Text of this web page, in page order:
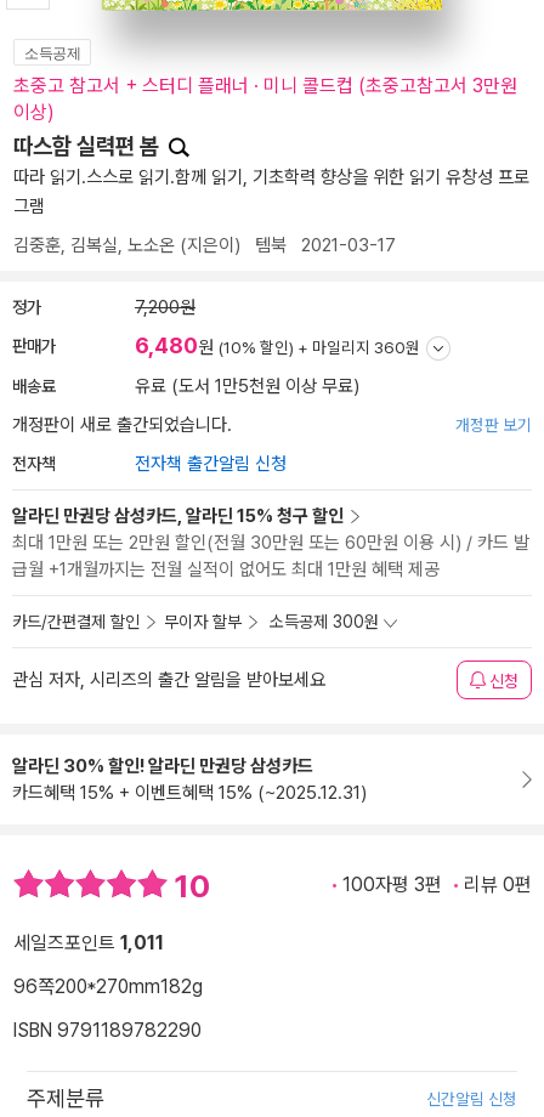
소득공제
초중고 참고서 + 스터디 플래너 · 미니 콜드컵 (초중고참고서 3만원
이상)
따스함 실력편 봄
따라 읽기.스스로 읽기.함께 읽기, 기초학력 향상을 위한 읽기 유창성 프로
그램
김중훈, 김복실, 노소온 (지은이) 템북 2021-03-17
정가 7,200원
판매가 6,480원 (10% 할인) + 마일리지 360원
배송료
유료 (도서 1만5천원 이상 무료)
개정판이 새로 출간되었습니다.
개정판 보기
전자책 전자책 출간알림 신청
알라딘 만권당 삼성카드, 알라딘 15% 청구 할인
최대 1만원 또는 2만원 할인(전월 30만원 또는 60만원 이용 시) / 카드 발
급월 +1개월까지는 전월 실적이 없어도 최대 1만원 혜택 제공
카드/간편결제 할인 무이자 할부 소득공제 300원
관심 저자, 시리즈의 출간 알림을 받아보세요 신청
알라딘 30% 할인! 알라딘 만권당 삼성카드
카드혜택 15% + 이벤트혜택 15% (~2025.12.31)
10 100자평 3편 리뷰 0편
세일즈포인트 1,011
96쪽200*270mm182g
ISBN 9791189782290
주제분류 신간알림 신청